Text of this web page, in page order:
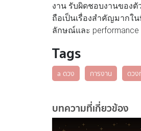
งาน รับผิดชอบงานของ
ถือเป็นเรื่องสำคัญมากใ
ลักษณ์และ
Tags
a ดวง การงาน ดวง
บทความที่เกี่ยวข้อง